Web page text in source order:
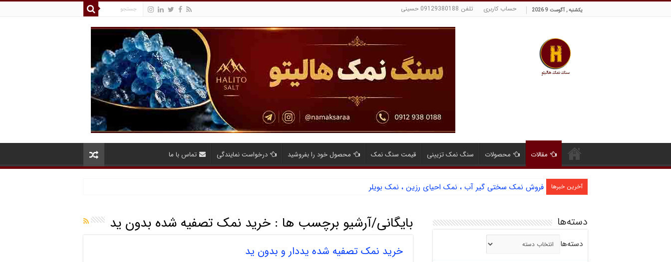
یکشنبه , آگوست 9 2026 حساب کاربری تلفن 09129380188 حسینی
مقالات محصولات سنگ نمک تزیینی قیمت سنگ نمک محصول خود را بفروشید درخواست نمایندگی تماس با ما
آخرین خبرها فروش نمک سختی گیر آب ، نمک احیای رزین ، نمک بویلر
بایگانی/آرشیو برچسب ها : خرید نمک تصفیه شده بدون ید
خرید نمک تصفیه شده یددار و بدون ید
دسته‌ها
دسته‌ها